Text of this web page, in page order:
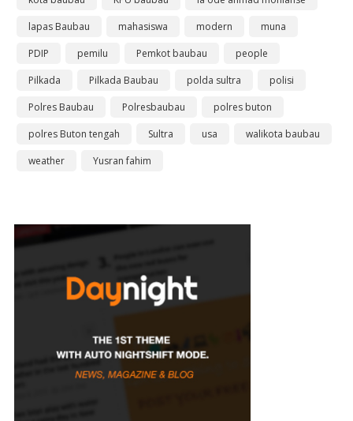
lapas Baubau
mahasiswa modern
muna
PDIP
pemilu Pemkot baubau
people
Pilkada
Pilkada Baubau polda sultra
polisi
Polres Baubau
Polresbaubau
polres buton
polres Buton tengah
Sultra usa
walikota baubau
weather
Yusran fahim